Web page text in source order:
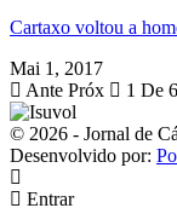
Cartaxo voltou a
Mai 1, 2017
Ante Próx 1 De 6
© 2026 - Jornal de
Desenvolvido por:
Entrar